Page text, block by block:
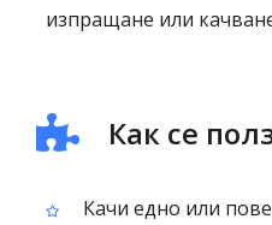
изпращане или
Как се
Качи едно или